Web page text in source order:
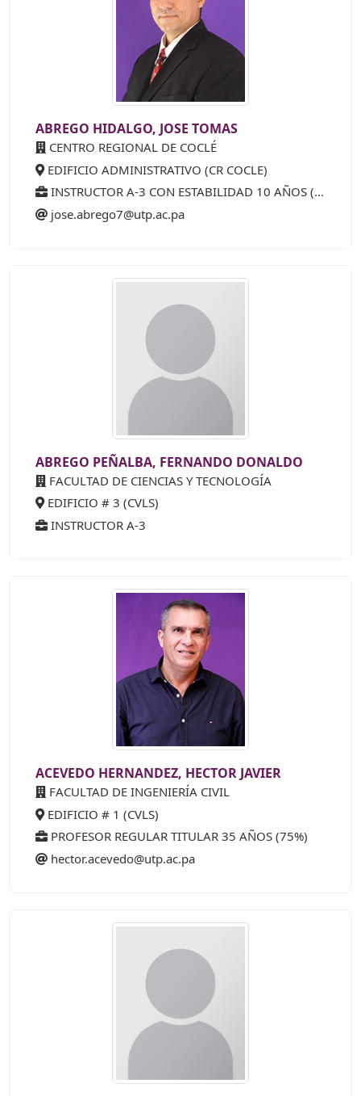
ABREGO HIDALGO, JOSE TOMAS
CENTRO REGIONAL DE COCLÉ
EDIFICIO ADMINISTRATIVO (CR COCLE)
INSTRUCTOR A-3 CON ESTABILIDAD 10 AÑOS (15%)
jose.abrego7@utp.ac.pa
ABREGO PEÑALBA, FERNANDO DONALDO
FACULTAD DE CIENCIAS Y TECNOLOGÍA
EDIFICIO # 3 (CVLS)
INSTRUCTOR A-3
ACEVEDO HERNANDEZ, HECTOR JAVIER
FACULTAD DE INGENIERÍA CIVIL
EDIFICIO # 1 (CVLS)
PROFESOR REGULAR TITULAR 35 AÑOS (75%)
hector.acevedo@utp.ac.pa